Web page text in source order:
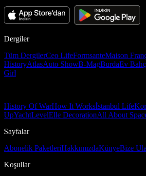
Dergiler
Tüm DergilerCeo LifeFormsanteMaison
HistoryAtlasAuto ShowB-MagBurdaEv
Girl
History Of WarHow It Worksİstanbul Life
UpYachtLevelElle DecorationAll About
Sayfalar
Abonelik PaketleriHakkımızdaKünyeBize
Koşullar